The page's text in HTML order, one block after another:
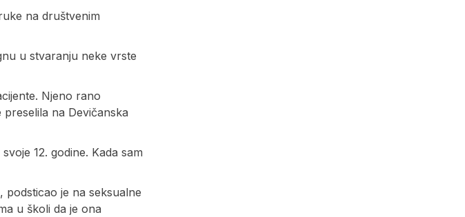
na društvenim
u stvaranju neke vrste
Njeno rano
na Devičanska
12. godine. Kada sam
podsticao je na seksualne
u školi da je ona